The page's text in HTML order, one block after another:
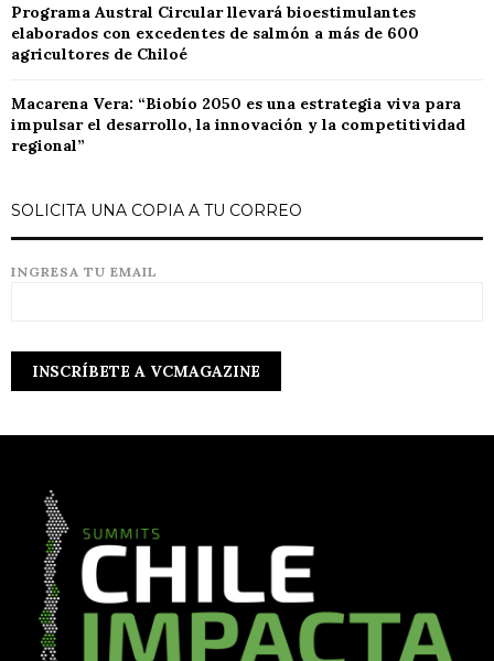
Programa Austral Circular llevará bioestimulantes
elaborados con excedentes de salmón a más de 600
agricultores de Chiloé
Macarena Vera: “Biobío 2050 es una estrategia viva para
impulsar el desarrollo, la innovación y la competitividad
regional”
SOLICITA UNA COPIA A TU CORREO
INGRESA TU EMAIL